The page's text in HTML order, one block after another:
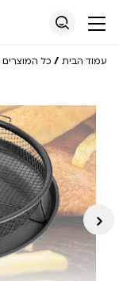
עמוד הבית / כל המוצרים